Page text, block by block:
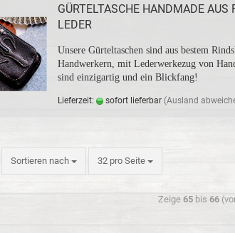
GÜR­TEL­TA­SCHE HAND­MA­DE
LE­DER
Un­se­re Gür­tel­ta­schen sind aus bes­tem
Hand­wer­kern, mit Le­der­wer­ke­zug von
sind ein­zig­ar­tig und ein Blick­fang!
Lie­fer­zeit: so­fort lie­fer­bar (Aus­land
Sortieren nach 32 pro Seite
Zeige65 bis66